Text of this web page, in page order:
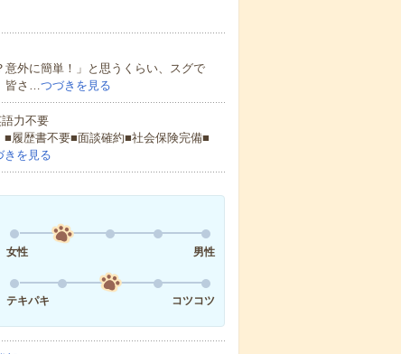
外に簡単！」と思うくらい、スグで
皆さ…つづきを見る
力不要
履歴書不要■面談確約■社会保険完備■
きを見る
女性
男性
テキパキ
コツコツ